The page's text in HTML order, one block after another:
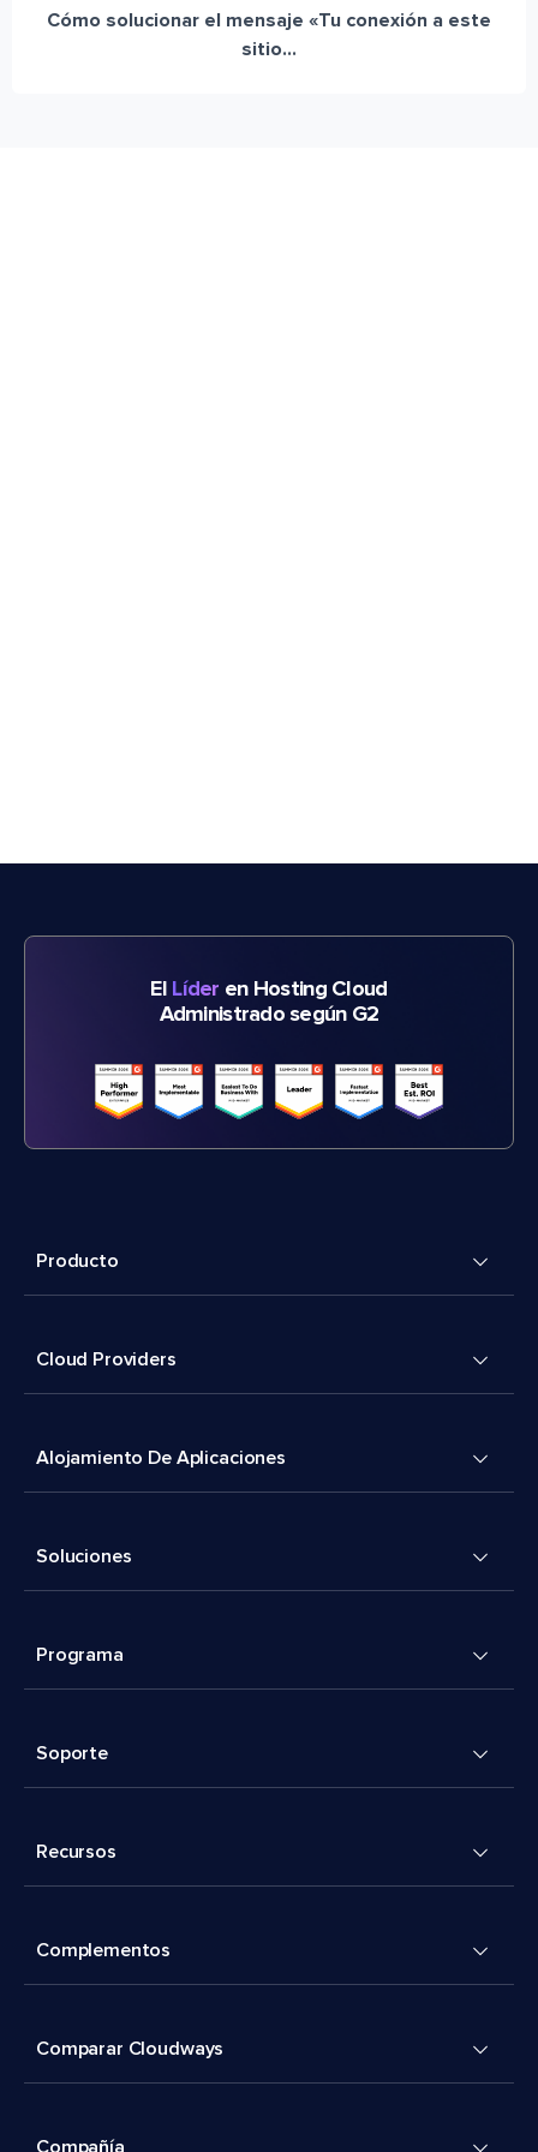
Cómo solucionar el mensaje «Tu conexión a este
sitio...
El Líder en Hosting Cloud
Administrado según G2
Producto
Cloud Providers
Alojamiento De Aplicaciones
Soluciones
Programa
Soporte
Recursos
Complementos
Comparar Cloudways
Compañía